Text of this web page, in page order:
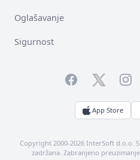
Oglašavanje
Sigurnost
FacebookTwitter
App Store
Copyright 2000-2026 InterSoft d.o.o.
zadržana. Zabranjeno